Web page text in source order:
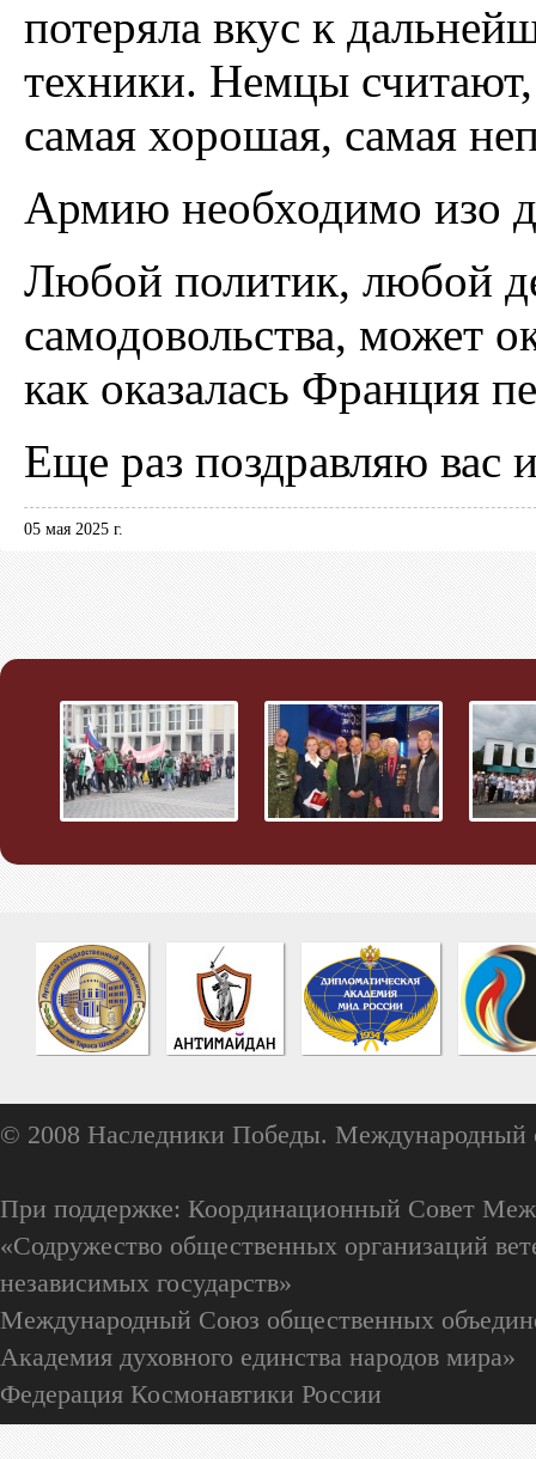
потеряла вкус к
техники. Немцы
самая хорошая, самая
Армию необходимо изо
Любой политик, любой
самодовольства, может
как оказалась Франция
Еще раз поздравляю вас
05 мая 2025 г.
© 2008 Наследники Победы. Международный
При поддержке: Координационный Совет
«Содружество общественных организаций
независимых государств»
Международный Союз общественных
Академия духовного единства народов мира»
Федерация Космонавтики России